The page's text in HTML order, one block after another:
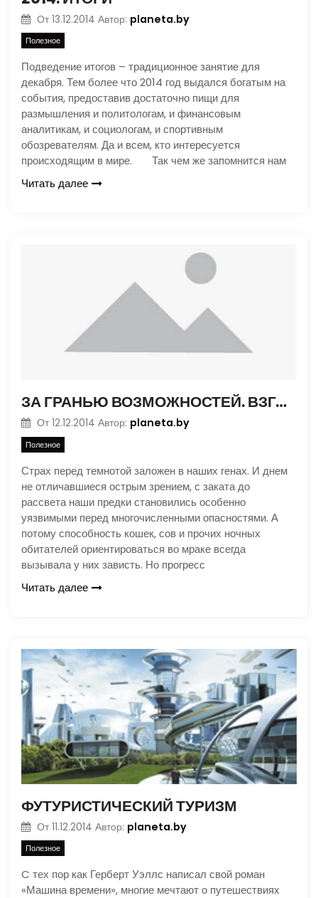
От 13.12.2014 Автор: planeta.by
Полезное
Подведение итогов – традиционное занятие для
декабря. Тем более что 2014 год выдался богатым на
события, предоставив достаточно пищи для
размышления и политологам, и финансовым
аналитикам, и социологам, и спортивным
обозревателям. Да и всем, кто интересуется
происходящим в мире. Так чем же запомнится нам
Читать далее
ЗА ГРАНЬЮ ВОЗМОЖНОСТЕЙ. ВЗГЛЯД СКВОЗЬ ТЕМНОТУ
От 12.12.2014 Автор: planeta.by
Полезное
Страх перед темнотой заложен в наших генах. И днем
не отличавшиеся острым зрением, с заката до
рассвета наши предки становились особенно
уязвимыми перед многочисленными опасностями. А
потому способность кошек, сов и прочих ночных
обитателей ориентироваться во мраке всегда
вызывала у них зависть. Но прогресс
Читать далее
ФУТУРИСТИЧЕСКИЙ ТУРИЗМ
От 11.12.2014 Автор: planeta.by
Полезное
C тех пор как Герберт Уэллс написал свой роман
«Машина времени», многие мечтают о путешествиях